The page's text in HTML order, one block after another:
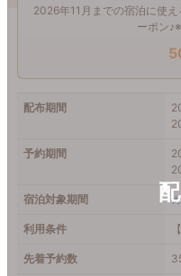
2026年11月までの宿泊に使
ーポン
配布期間
予約期間
宿泊対象期間
利用条件
先着予約数